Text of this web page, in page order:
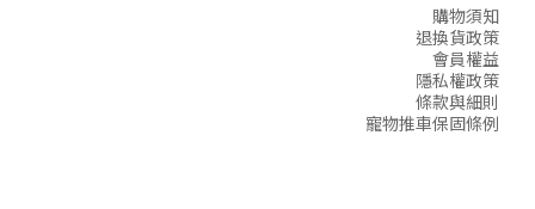
購物須知
退換貨政策
會員權益
隱私權政策
條款與細則
寵物推車保固條例